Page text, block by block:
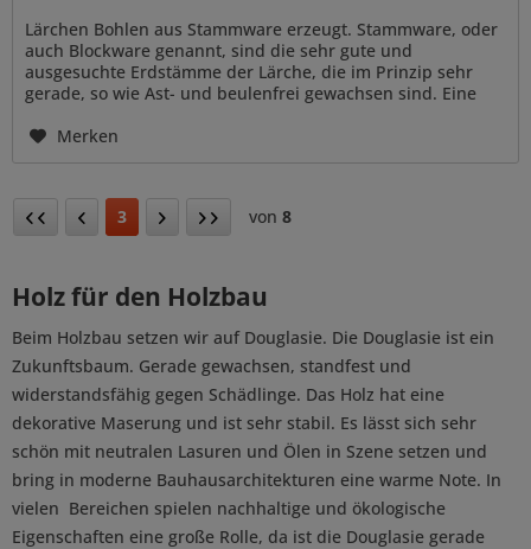
Lärchen Bohlen aus Stammware erzeugt. Stammware, oder
auch Blockware genannt, sind die sehr gute und
ausgesuchte Erdstämme der Lärche, die im Prinzip sehr
gerade, so wie Ast- und beulenfrei gewachsen sind. Eine
Merken
3 von 8
Holz für den Holzbau
Beim Holzbau setzen wir auf Douglasie. Die Douglasie ist ein
Zukunftsbaum. Gerade gewachsen, standfest und
widerstandsfähig gegen Schädlinge. Das Holz hat eine
dekorative Maserung und ist sehr stabil. Es lässt sich sehr
schön mit neutralen Lasuren und Ölen in Szene setzen und
bring in moderne Bauhausarchitekturen eine warme Note. In
vielen Bereichen spielen nachhaltige und ökologische
Eigenschaften eine große Rolle, da ist die Douglasie gerade